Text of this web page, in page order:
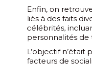
Enfin, on
liés à des faits
célébrités,
personnalités de
L’objectif n’était
facteurs de